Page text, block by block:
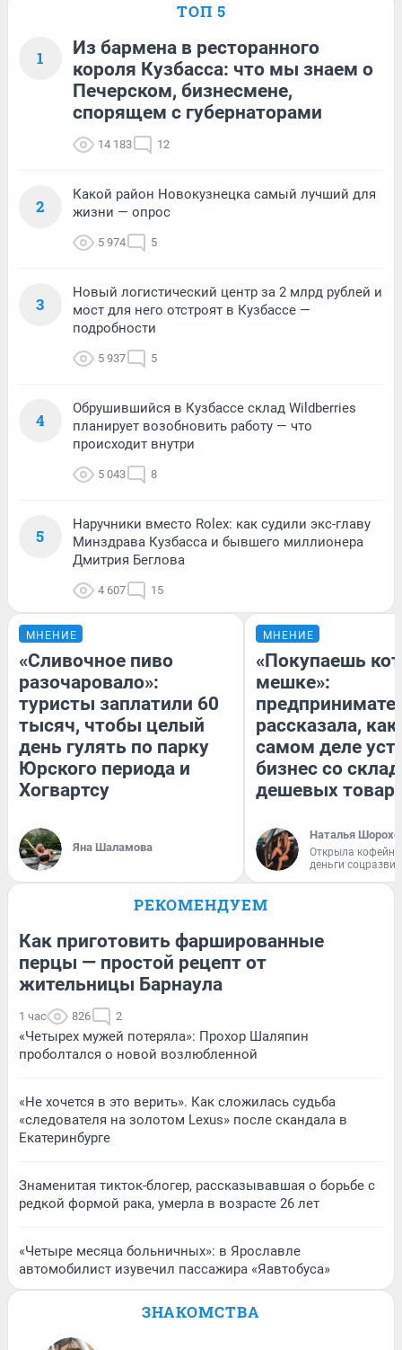
ТОП 5
1
Из бармена в ресторанного
короля Кузбасса: что мы знаем о
Печерском, бизнесмене,
спорящем с губернаторами
14 183 12
2
Какой район Новокузнецка самый лучший для
жизни — опрос
5 974 5
3
Новый логистический центр за 2 млрд рублей и
мост для него отстроят в Кузбассе —
подробности
5 937 5
4
Обрушившийся в Кузбассе склад Wildberries
планирует возобновить работу — что
происходит внутри
5 043 8
5
Наручники вместо Rolex: как судили экс-главу
Минздрава Кузбасса и бывшего миллионера
Дмитрия Беглова
4 607 15
МНЕНИЕ
«Сливочное пиво
разочаровало»:
туристы заплатили 60
тысяч, чтобы целый
день гулять по парку
Юрского периода и
Хогвартсу
Яна Шаламова
МНЕНИЕ
«Покупаешь
мешке»:
рассказала, как
самом деле
бизнес со
дешевых
Наталья
Открыла
деньги
РЕКОМЕНДУЕМ
Как приготовить фаршированные
перцы — простой рецепт от
жительницы Барнаула
1 час 826 2
«Четырех мужей потеряла»: Прохор Шаляпин
проболтался о новой возлюбленной
«Не хочется в это верить». Как сложилась судьба
«следователя на золотом Lexus» после скандала в
Екатеринбурге
Знаменитая тикток-блогер, рассказывавшая о борьбе с
редкой формой рака, умерла в возрасте 26 лет
«Четыре месяца больничных»: в Ярославле
автомобилист изувечил пассажира «Яавтобуса»
ЗНАКОМСТВА